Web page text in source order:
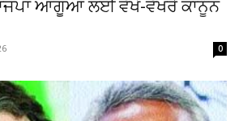
ਆਗੂਆਂ ਲਈ ਵੱਖੋ-ਵੱਖਰੇ ਕਾਨੂੰਨ
0